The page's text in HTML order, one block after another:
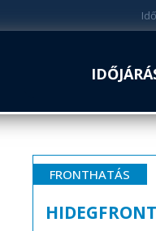
FRONTHATÁS
HIDEGFRONT